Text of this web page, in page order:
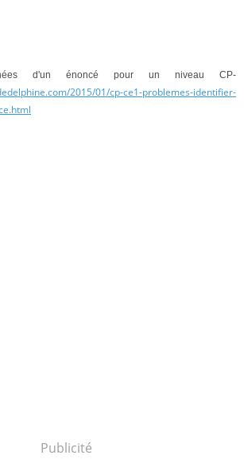
d'un énoncé pour un niveau CP-
2015/01/cp-ce1-problemes-identifier-
Publicité